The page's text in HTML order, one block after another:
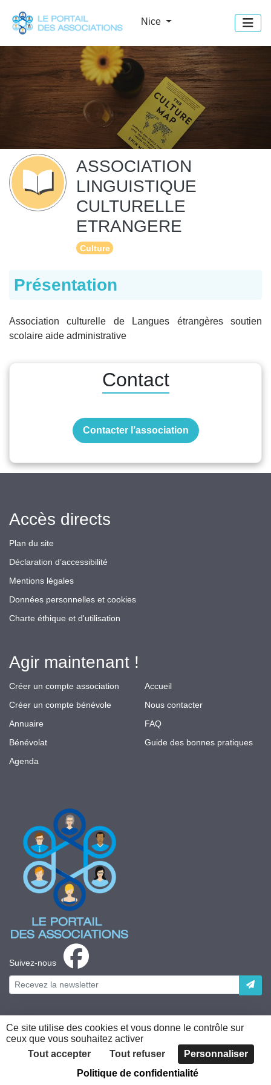
Nice
ASSOCIATION
LINGUISTIQUE
CULTURELLE
ETRANGERE
Culture
Présentation
Association culturelle de Langues étrangères soutien
scolaire aide administrative
Contact
Contacter l’association
Suivez-nous
Accès directs
Plan du site
Déclaration d’accessibilité
Mentions légales
Données personnelles et cookies
Charte éthique et d'utilisation
Agir maintenant !
Créer un compte association
Créer un compte bénévole
Annuaire
Bénévolat
Agenda
Accueil
Nous contacter
FAQ
Guide des bonnes pratiques
Plateforme développée en France par
Ce site utilise des cookies et vous donne le contrôle sur
ceux que vous souhaitez activer
Tout accepter
Tout refuser
Personnaliser
Politique de confidentialité